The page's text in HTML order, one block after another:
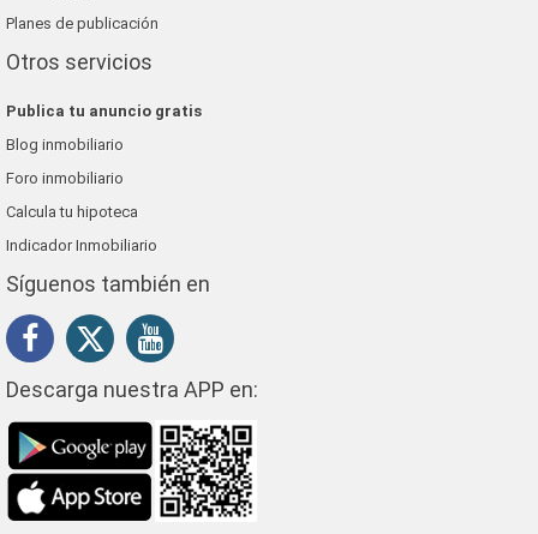
Planes de publicación
Otros servicios
Publica tu anuncio gratis
Blog inmobiliario
Foro inmobiliario
Calcula tu hipoteca
Indicador Inmobiliario
Síguenos también en
Descarga nuestra APP en: